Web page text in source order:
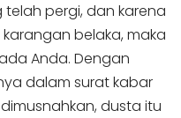
pergi, dan karena
belaka, maka
Anda. Dengan
dalam surat kabar
dusta itu